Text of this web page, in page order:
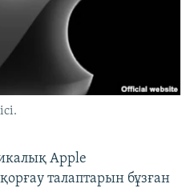
Apple
талаптарын бұзған